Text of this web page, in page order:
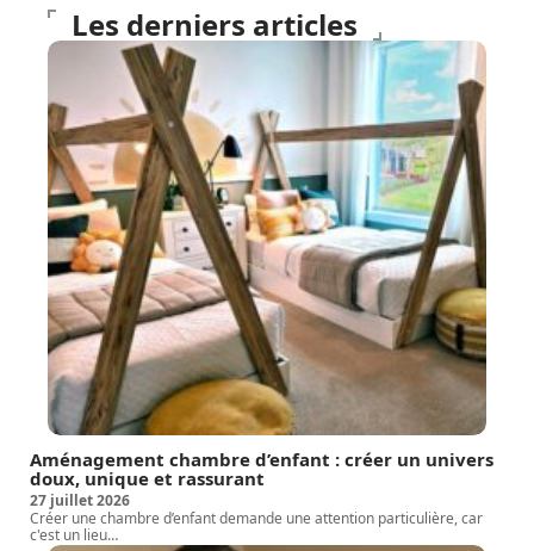
Les derniers articles
Aménagement chambre d’enfant : créer un univers
doux, unique et rassurant
27 juillet 2026
Créer une chambre d’enfant demande une attention particulière, car
c'est un lieu…